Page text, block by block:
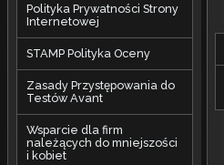
Polityka Prywatności Strony
Internetowej
STAMP Polityka Oceny
Zasady Przystępowania do
Testów Avant
Wsparcie dla firm
należących do mniejszości
i kobiet